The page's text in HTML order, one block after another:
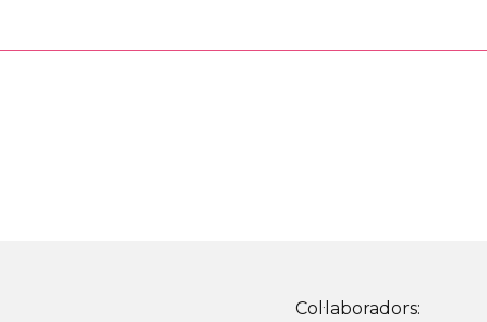
Col·laboradors: